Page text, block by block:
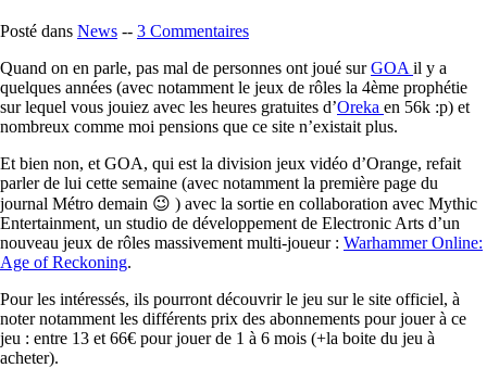
Posté dans News -- 3 Commentaires
Quand on en parle, pas mal de personnes ont joué surGOA il y a
quelques années (avec notamment le jeux de rôles la 4ème prophétie
sur lequel vous jouiez avec les heures gratuites d’Oreka en 56k :p) et
nombreux comme moi pensions que ce site n’existait plus.
Et bien non, et GOA, qui est la division jeux vidéo d’Orange, refait
parler de lui cette semaine (avec notamment la première page du
journal Métro demain 😉 ) avec la sortie en collaboration avec Mythic
Entertainment, un studio de développement de Electronic Arts d’un
nouveau jeux de rôles massivement multi-joueur : Warhammer Online:
Age of Reckoning.
Pour les intéressés, ils pourront découvrir le jeu sur le site officiel, à
noter notamment les différents prix des abonnements pour jouer à ce
jeu : entre 13 et 66€ pour jouer de 1 à 6 mois (+la boite du jeu à
acheter).